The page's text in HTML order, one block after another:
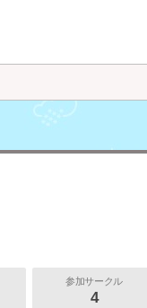
参加サークル
4